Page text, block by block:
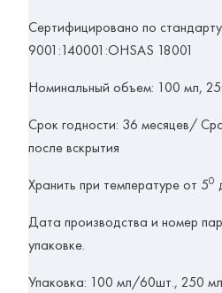
Сертифицировано по
9001:140001:OHSAS 18001
Номинальный объем: 100 мл,
Срок годности: 36 месяцев/
после вскрытия
Хранить при температуре от 50
Дата производства и номер
упаковке.
Упаковка: 100 мл/60шт., 250